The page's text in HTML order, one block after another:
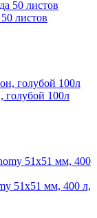
листов
голубой 100л
51x51 мм, 400 л,